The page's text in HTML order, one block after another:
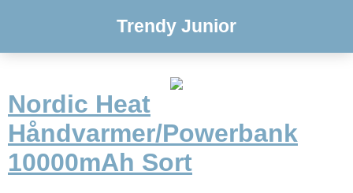
Trendy Junior
Nordic Heat
Håndvarmer/Powerbank
10000mAh Sort